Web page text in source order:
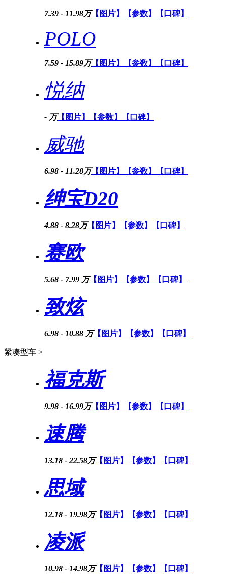
7.39 - 11.98万【图片】 【参数】 【口碑】
POLO
7.59 - 15.89万【图片】 【参数】 【口碑】
悦纳
- 万【图片】 【参数】 【口碑】
威驰
6.98 - 11.28万【图片】 【参数】 【口碑】
绅宝D20
4.88 - 8.28万【图片】 【参数】 【口碑】
赛欧
5.68 - 7.99 万【图片】 【参数】 【口碑】
致炫
6.98 - 10.88 万【图片】 【参数】 【口碑】
紧凑型车 >
福克斯
9.98 - 16.99万【图片】 【参数】 【口碑】
速腾
13.18 - 22.58万【图片】 【参数】 【口碑】
思域
12.18 - 19.98万【图片】 【参数】 【口碑】
凌派
10.98 - 14.98万【图片】 【参数】 【口碑】